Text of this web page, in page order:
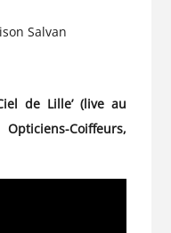
Salvan
de Lille’ (live au
Coiffeurs,